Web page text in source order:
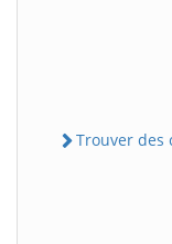
Trouver des